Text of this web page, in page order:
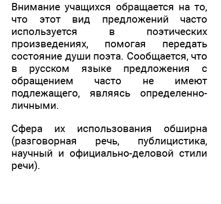
Внимание учащихся обращается на то,
что этот вид предложений часто
используется в поэтических
произведениях, помогая передать
состояние души поэта. Сообщается, что
в русском языке предложения с
обращением часто не имеют
подлежащего, являясь определенно-
личными.
Сфера их использования обширна
(разговорная речь, публицистика,
научный и официально-деловой стили
речи).